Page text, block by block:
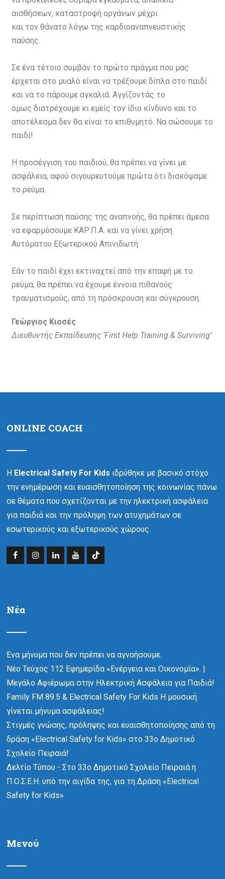
αισθήσεων, καταστροφή οργάνων μέχρι
και τον θάνατο λόγω της καρδιοαναπνευστικής
παύσης.
Σε ένα τέτοιο συμβάν το πρώτο πράγμα που μας
έρχεται στο μυαλό είναι να τρέξουμε δίπλα στο παιδί
και να το πάρουμε αγκαλιά. Αγγίζοντάς το
όμως διατρέχουμε κι εμείς τον ίδιο κίνδυνο και το
αποτέλεσμα δεν θα είναι το επιθυμητό. Να σώσουμε το
παιδί!
Η προσέγγιση του παιδιού, θα πρέπει να γίνει με
ασφάλεια, αφού σιγουρευτούμε πρώτα ότι διακόψαμε
το ρεύμα.
Σε περίπτωση παύσης της αναπνοής, θα πρέπει άμεσα
να εφαρμόσουμε ΚΑΡ.Π.Α. και να γίνει χρήση
Αυτόματου Εξωτερικού Απινιδωτή.
Εάν το παιδί έχει εκτιναχτεί από την επαφή με το
ρεύμα, θα πρέπει να έχουμε έννοια πιθανούς
τραυματισμούς, από τη πρόσκρουση και σύγκρουση.
Γεώργιος Κιοσές
Διευθυντής Εκπαίδευσης ‘First Help Training & Surviving’
ONLINE COACH
Η Electrical Safety For Kids ιδρύθηκε με βασικό στόχο
την ενημέρωση και ευαισθητοποίηση της κοινωνίας πάνω
σε θέματα που σχετίζονται με την ηλεκτρική ασφάλεια
για παιδιά και την πρόληψη των ατυχημάτων σε
εσωτερικούς και εξωτερικούς χώρους.
Νέα
Ένα μήνυμα που δεν πρέπει να αγνοήσουμε.
Νέο Τεύχος 112 Εφημερίδα «Ενέργεια και Οικονομία». |
Μεγάλο Αφιέρωμα στην Ηλεκτρική Ασφάλεια για Παιδιά!
Family FM 89.5 & Electrical Safety For Kids Η μουσική
γίνεται μήνυμα ασφάλειας!
Στιγμές γνώσης, πρόληψης και ευαισθητοποίησης από τη
δράση «Electrical Safety for Kids» στο 33ο Δημοτικό
Σχολείο Πειραιά!
Δελτίο Τύπου - Στο 33ο Δημοτικό Σχολείο Πειραιά η
Π.Ο.Σ.Ε.Η. υπό την αιγίδα της, για τη Δράση «Electrical
Safety for Kids»
Μενού